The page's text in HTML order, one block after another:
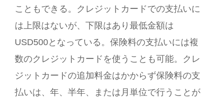
こともできる。クレジットカードでの支払いに
は上限はないが、下限はあり最低金額は
USD500となっている。保険料の支払いには複
数のクレジットカードを使うことも可能。クレ
ジットカードの追加料金はかからず保険料の支
払いは、年、半年、または月単位で行うことが